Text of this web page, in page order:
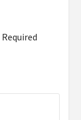
Required